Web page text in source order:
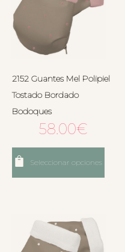
2152 Guantes Mel Polipiel
Tostado Bordado
Bodoques
58.00€
Seleccionar opciones